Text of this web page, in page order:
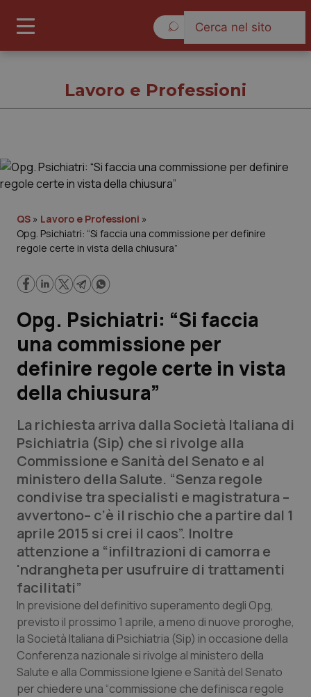
Governo e Parlamento
Regioni e Asl
Lavoro e Professioni
Scienza e Farmaci
Studi e Analisi
Lettere al direttore
Edizioni Regionali
QS Pro
Professionisti Sanitari.AI
Abruzzo
Basilicata
Calabria
Campania
QS Pro Gold
Artrite & artrosi
Asma & BPCO
Car-T
QS Club
Lavoro e Professioni
QS » Lavoro e Professioni »
Opg. Psichiatri: “Si faccia una commissione per definire
regole certe in vista della chiusura”
Opg. Psichiatri: “Si faccia
una commissione per
definire regole certe in vista
della chiusura”
La richiesta arriva dalla Società Italiana di
Psichiatria (Sip) che si rivolge alla
Commissione e Sanità del Senato e al
ministero della Salute. “Senza regole
condivise tra specialisti e magistratura –
avvertono– c’è il rischio che a partire dal 1
aprile 2015 si crei il caos”. Inoltre
attenzione a “infiltrazioni di camorra e
'ndrangheta per usufruire di trattamenti
facilitati”
In previsione del definitivo superamento degli Opg,
previsto il prossimo 1 aprile, a meno di nuove proroghe,
la Società Italiana di Psichiatria (Sip) in occasione della
Conferenza nazionale si rivolge al ministero della
Salute e alla Commissione Igiene e Sanità del Senato
per chiedere una “commissione che definisca regole